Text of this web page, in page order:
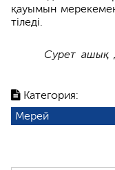
Категория:
Мерей
қауымын
тіледі.
Сурет ашық